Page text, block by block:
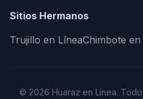
Sitios Hermanos
Trujillo en LíneaChimbote en
© 2026 Huaraz en Línea.